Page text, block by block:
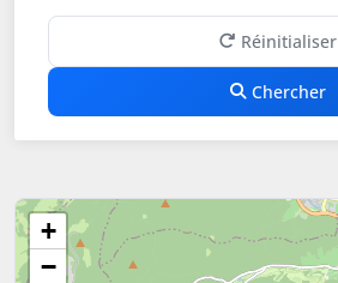
Réinitialiser
Chercher
+
−